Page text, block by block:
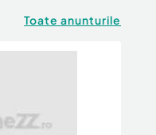
Toate anunturile